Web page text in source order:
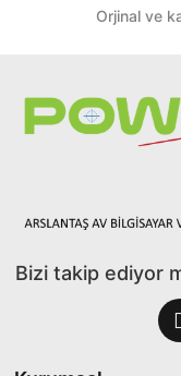
Orjinal ve
Bizi takip ediyor